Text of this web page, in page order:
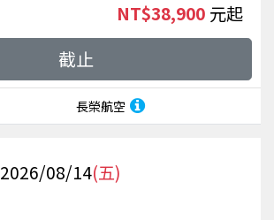
長榮航空
NT$38,900 起
截止
2026/08/14(五)